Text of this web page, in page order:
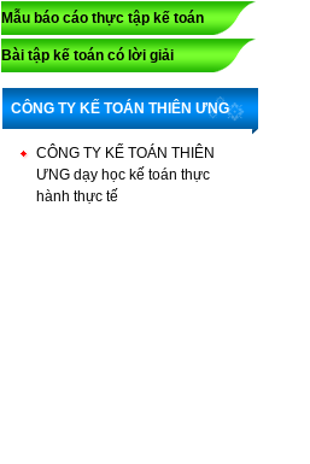
Mẫu báo cáo thực tập kế toán
Bài tập kế toán có lời giải
CÔNG TY KẾ TOÁN THIÊN ƯNG
CÔNG TY KẾ TOÁN THIÊN
ƯNG dạy học kế toán thực
hành thực tế